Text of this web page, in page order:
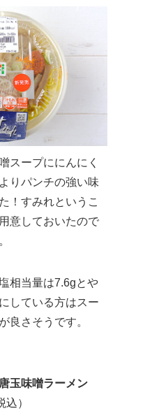
スープににんにく
りパンチの強い味
！すみれというこ
意しておいたので
相当量は7.6gとや
している方はスー
良さそうです。
玉味噌ラーメン
）